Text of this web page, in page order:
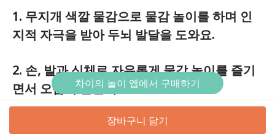
1. 무지개 색깔 물감으로 물감 놀이를 하며 인
지적 자극을 받아 두뇌 발달을 도와요.
2. 손, 발과 신체로 자유롭게 물감 놀이를 즐기
면서 오감이 발달해요.
장바구니 담기
차이의 놀이 앱에서 구매하기